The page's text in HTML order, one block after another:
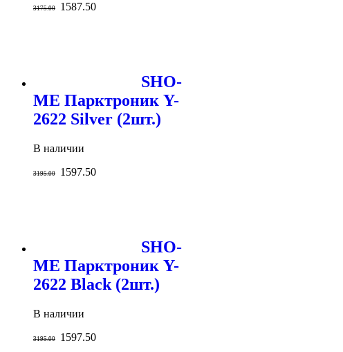
3175.00 1587.50
SHO-
ME Парктроник Y-
2622 Silver (2шт.)
В наличии
3195.00 1597.50
SHO-
ME Парктроник Y-
2622 Black (2шт.)
В наличии
3195.00 1597.50